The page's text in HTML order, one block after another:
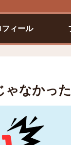
フィール
なかっ